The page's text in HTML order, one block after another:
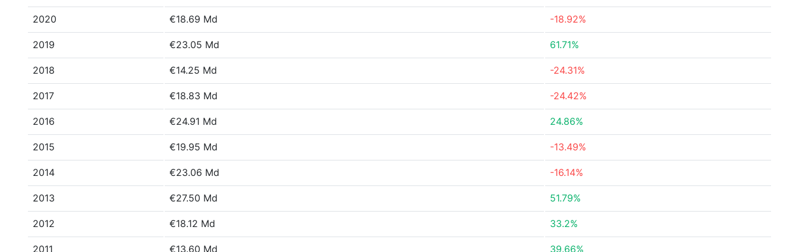
2020 €18.69 Md -18.92%
2019 €23.05 Md 61.71%
2018 €14.25 Md -24.31%
2017 €18.83 Md -24.42%
2016 €24.91 Md 24.86%
2015 €19.95 Md -13.49%
2014 €23.06 Md -16.14%
2013 €27.50 Md 51.79%
2012 €18.12 Md 33.2%
2011 €13.60 Md 39.66%